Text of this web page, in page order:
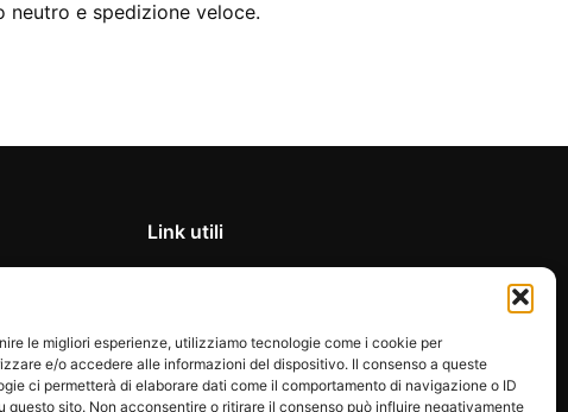
le migliori esperienze, utilizziamo tecnologie come i cookie per
e/o accedere alle informazioni del dispositivo. Il consenso a queste
ci permetterà di elaborare dati come il comportamento di navigazione o ID
questo sito. Non acconsentire o ritirare il consenso può influire negativamente
neutro e spedizione veloce.
Link utili
Cookie Policy
FAQ